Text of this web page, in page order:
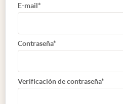
E-mail*
Contraseña*
Verificación de contraseña*